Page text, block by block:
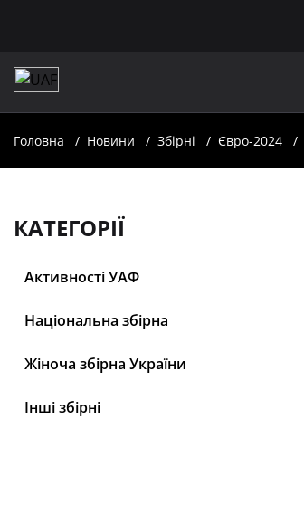
Головна Новини Збірні Євро-2024
КАТЕГОРІЇ
Активності УАФ
Національна збірна
Жіноча збірна України
Інші збірні